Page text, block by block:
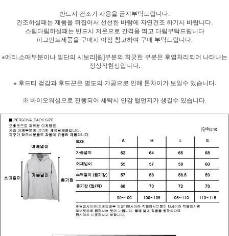
반드시 건조기 사용을 금지부탁드립니다.
건조하실때는 제품을 뒤집어서 선선한 바람에 자연건조 하기시 바랍니다.
스팀다림하실때는 반드시 저온으로 간격을 띄고 다림부탁드립니다
피그먼트제품을 구매시 이점 참고하여 구매 부탁드립니다.
※에리,소매부분이나 밑단의 시보리[립]부분의 희긋한 부분은 후염처리되어 나타나는
정상적현상입니다.
※ 후드티 겉감과 후드끈은 별도의 가공으로 인해 톤차이가 보일수 있습니다.
※ 바이오워싱으로 진행되어 세탁시 안감 털먼지가 생길수 있습니다.